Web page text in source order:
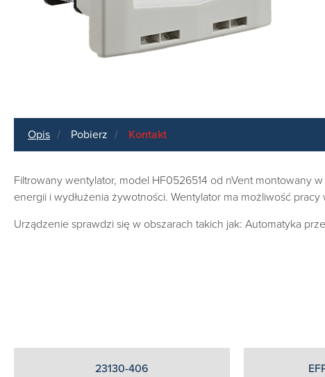
Opis Pobierz Kontakt
Filtrowany wentylator, model HF0526514 od nVent montowany
energii i wydłużenia żywotności. Wentylator ma możliwość
Urządzenie sprawdzi się w obszarach takich jak: Automatyka
23130-406